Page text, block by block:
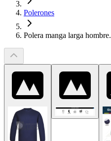
Polerones
Polera manga larga hombre.